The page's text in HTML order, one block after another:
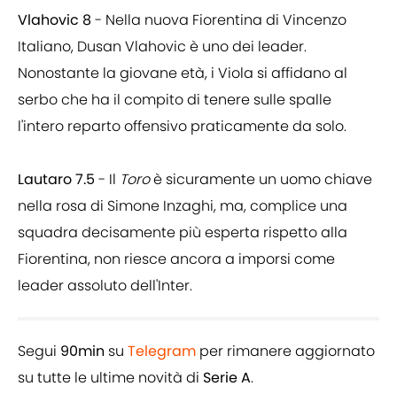
Vlahovic 8 - Nella nuova Fiorentina di Vincenzo
Italiano, Dusan Vlahovic è uno dei leader.
Nonostante la giovane età, i Viola si affidano al
serbo che ha il compito di tenere sulle spalle
l'intero reparto offensivo praticamente da solo.
Lautaro 7.5 - Il Toroè sicuramente un uomo chiave
nella rosa di Simone Inzaghi, ma, complice una
squadra decisamente più esperta rispetto alla
Fiorentina, non riesce ancora a imporsi come
leader assoluto dell'Inter.
Segui 90min su Telegram per rimanere aggiornato
su tutte le ultime novità di Serie A.